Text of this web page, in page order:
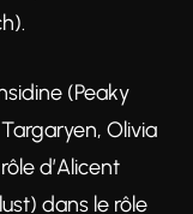
(Peaky
Olivia
d’Alicent
dans le rôle